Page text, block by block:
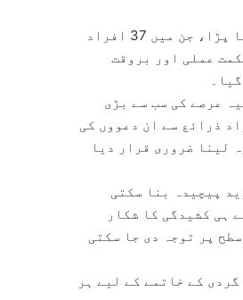
سرکاری دعوے کے مطابق اس جھڑپ کے دوران حملہ آوروں کو بھاری جانی نقصان اٹھانا پڑا، جن میں 37 افراد
حکمت عملی اور بروقت
عرصے کی سب سے بڑی
ذرائع سے ان دعووں کی
لینا ضروری قرار دیا
پیچیدہ بنا سکتی
ہی کشیدگی کا شکار
پر توجہ دی جا سکتی
کے خاتمے کے لیے ہر